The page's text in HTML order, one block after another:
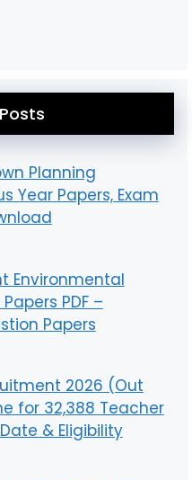
Planning
Year Papers, Exam
Environmental
PDF –
Papers
2026 (Out
for 32,388 Teacher
& Eligibility